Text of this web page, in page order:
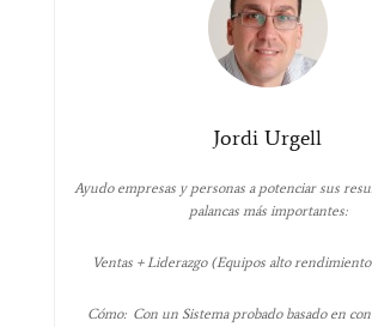
Jordi Urgell
Ayudo empresas y personas a potenciar sus
palancas más importantes:
Ventas + Liderazgo (Equipos alto
Cómo: Con un Sistema probado basado en